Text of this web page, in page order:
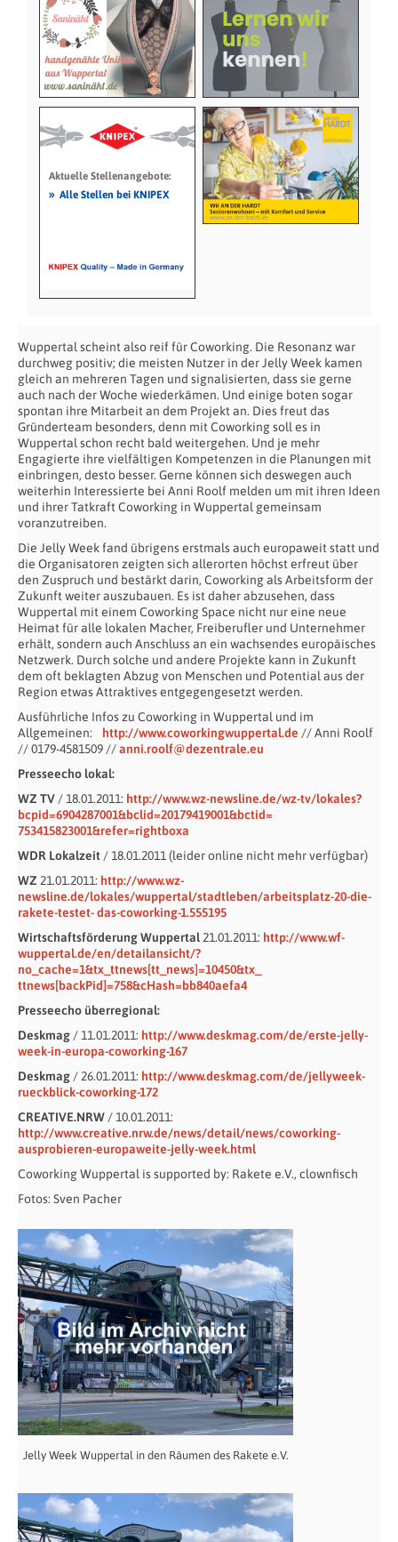
Aktuelle Stellenangebote:
» Alle Stellen bei KNIPEX
Wuppertal scheint also reif für Coworking. Die Resonanz war
durchweg positiv; die meisten Nutzer in der Jelly Week kamen
gleich an mehreren Tagen und signalisierten, dass sie gerne
auch nach der Woche wiederkämen. Und einige boten sogar
spontan ihre Mitarbeit an dem Projekt an. Dies freut das
Gründerteam besonders, denn mit Coworking soll es in
Wuppertal schon recht bald weitergehen. Und je mehr
Engagierte ihre vielfältigen Kompetenzen in die Planungen mit
einbringen, desto besser. Gerne können sich deswegen auch
weiterhin Interessierte bei Anni Roolf melden um mit ihren Ideen
und ihrer Tatkraft Coworking in Wuppertal gemeinsam
voranzutreiben.
Die Jelly Week fand übrigens erstmals auch europaweit statt und
die Organisatoren zeigten sich allerorten höchst erfreut über
den Zuspruch und bestärkt darin, Coworking als Arbeitsform der
Zukunft weiter auszubauen. Es ist daher abzusehen, dass
Wuppertal mit einem Coworking Space nicht nur eine neue
Heimat für alle lokalen Macher, Freiberufler und Unternehmer
erhält, sondern auch Anschluss an ein wachsendes europäisches
Netzwerk. Durch solche und andere Projekte kann in Zukunft
dem oft beklagten Abzug von Menschen und Potential aus der
Region etwas Attraktives entgegengesetzt werden.
Ausführliche Infos zu Coworking in Wuppertal und im
Allgemeinen: http://www.coworkingwuppertal.de // Anni Roolf
// 0179-4581509 //anni.roolf@dezentrale.eu
Presseecho lokal:
WZ TV / 18.01.2011: http://www.wz-newsline.de/wz-tv/lokales?
bcpid=6904287001&bclid=20179419001&bctid=
753415823001&refer=rightboxa
WDR Lokalzeit / 18.01.2011 (leider online nicht mehr verfügbar)
WZ 21.01.2011: http://www.wz-
newsline.de/lokales/wuppertal/stadtleben/arbeitsplatz-20-die-
rakete-testet- das-coworking-1.555195
Wirtschaftsförderung Wuppertal 21.01.2011: http://www.wf-
wuppertal.de/en/detailansicht/?
no_cache=1&tx_ttnews[tt_news]=10450&tx_
ttnews[backPid]=758&cHash=bb840aefa4
Presseecho überregional:
Deskmag / 11.01.2011: http://www.deskmag.com/de/erste-jelly-
week-in-europa-coworking-167
Deskmag / 26.01.2011: http://www.deskmag.com/de/jellyweek-
rueckblick-coworking-172
CREATIVE.NRW / 10.01.2011:
http://www.creative.nrw.de/news/detail/news/coworking-
ausprobieren-europaweite-jelly-week.html
Coworking Wuppertal is supported by: Rakete e.V., clownfisch
Fotos: Sven Pacher
Jelly Week Wuppertal in den Räumen des Rakete e.V.